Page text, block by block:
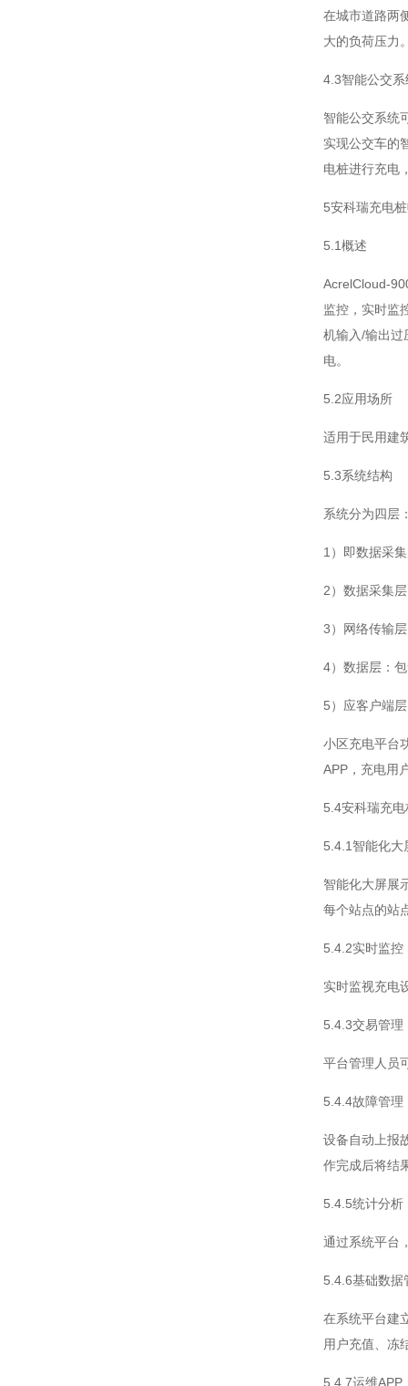
在城市道路两
大的负荷压力
4.3智能公交
智能公交系统
实现公交车的
电桩进行充电
5安科瑞充电
5.1概述
AcrelCloud-
监控，实时监
机输入/输出过
电。
5.2应用场所
适用于民用建
5.3系统结构
系统分为四层
1）即数据采
2）数据采集
3）网络传输
4）数据层：
5）应客户端
小区充电平台
APP，充电用
5.4安科瑞充
5.4.1智能化大
智能化大屏展
每个站点的站
5.4.2实时监控
实时监视充电
5.4.3交易管理
平台管理人员
5.4.4故障管理
设备自动上报
作完成后将结
5.4.5统计分析
通过系统平台
5.4.6基础数据
在系统平台建
用户充值、冻
5.4.7运维APP